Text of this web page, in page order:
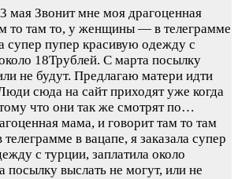
мая Звонит мне моя драгоценная
то там то, у женщины — в телеграмме
супер пупер красивую одежду с
18Трублей. С марта посылку
не будут. Предлагаю матери идти
сюда на сайт приходят уже когда
что они так же смотрят по…
мама, и говорит там то там
в вацапе, я заказала супер
с турции, заплатила около
посылку выслать не могут, или не